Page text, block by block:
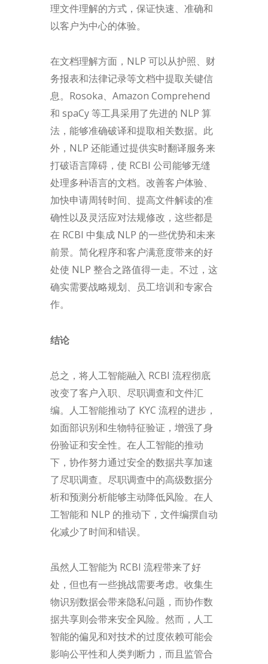
理文件理解的方式，保证快速、准确和
以客户为中心的体验。
在文档理解方面，NLP 可以从护照、财
务报表和法律记录等文档中提取关键信
息。Rosoka、Amazon Comprehend
和 spaCy 等工具采用了先进的 NLP 算
法，能够准确破译和提取相关数据。此
外，NLP 还能通过提供实时翻译服务来
打破语言障碍，使 RCBI 公司能够无缝
处理多种语言的文档。改善客户体验、
加快申请周转时间、提高文件解读的准
确性以及灵活应对法规修改，这些都是
在 RCBI 中集成 NLP 的一些优势和未来
前景。简化程序和客户满意度带来的好
处使 NLP 整合之路值得一走。不过，这
确实需要战略规划、员工培训和专家合
作。
结论
总之，将人工智能融入 RCBI 流程彻底
改变了客户入职、尽职调查和文件汇
编。人工智能推动了 KYC 流程的进步，
如面部识别和生物特征验证，增强了身
份验证和安全性。在人工智能的推动
下，协作努力通过安全的数据共享加速
了尽职调查。尽职调查中的高级数据分
析和预测分析能够主动降低风险。在人
工智能和 NLP 的推动下，文件编撰自动
化减少了时间和错误。
虽然人工智能为 RCBI 流程带来了好
处，但也有一些挑战需要考虑。收集生
物识别数据会带来隐私问题，而协作数
据共享则会带来安全风险。然而，人工
智能的偏见和对技术的过度依赖可能会
影响公平性和人类判断力，而且监管合